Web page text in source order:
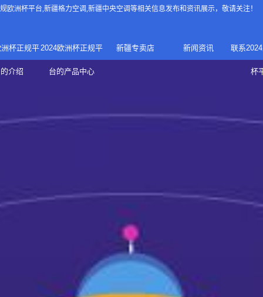
欧洲杯平台,新疆格力空调,新疆中央空调等相关信息发布和资讯展示，敬请关注！
杯正规平
介绍
正规欧洲
2024欧洲杯正规平
台的产品中心
家庭中央空调
家用空调
新疆专卖店 新闻资讯 联系
杯